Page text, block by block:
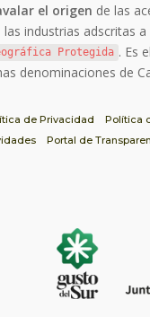
el origen de las
industrias adscritas a
Protegida . Es
denominaciones de
de Privacidad
Política
Portal de